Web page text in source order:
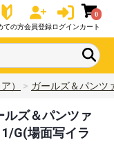
ての方会員登録ログイン
0
カート
） ガールズ＆パンツ
ルズ＆パンツァ
G(場面写イラ